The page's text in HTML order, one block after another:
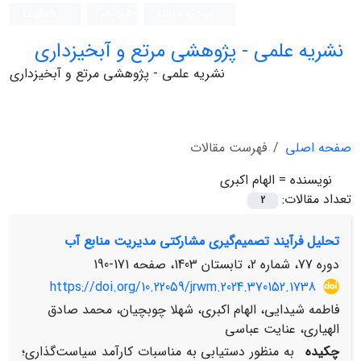
نشریه علمی - پژوهشی مرتع و آبخیزداری
نشریه علمی - پژوهشی مرتع و آبخیزداری
صفحه اصلی
فهرست مقالات
نویسنده = الهام اکبری
تعداد مقالات:
2
تحلیل فرآیند تصمیم‌گیری مشارکتی مدیریت منابع آب
دوره 77، شماره 2، تابستان 1403، صفحه
171-190
https://doi.org/10.22059/jrwm.2024.370152.1738
فاطمه شیدایی، الهام اکبری، شهلا چوبچیان، محمد صادق
الهیاری، عنایت عباسی
چکیده به منظور دستیابی به مناسبات کارآمد سیاست‌گذاری؛